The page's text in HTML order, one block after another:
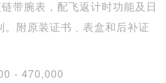
带腕表，配飞返计时功能及日
。附原装证书﹑表盒和后补证
- 470,000